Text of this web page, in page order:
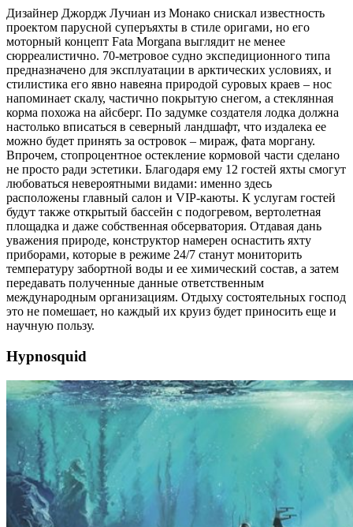
Дизайнер Джордж Лучиан из Монако снискал известность
проектом парусной суперъяхты в стиле оригами, но его
моторный концепт Fata Morgana выглядит не менее
сюрреалистично. 70-метровое судно экспедиционного типа
предназначено для эксплуатации в арктических условиях, и
стилистика его явно навеяна природой суровых краев – нос
напоминает скалу, частично покрытую снегом, а стеклянная
корма похожа на айсберг. По задумке создателя лодка должна
настолько вписаться в северный ландшафт, что издалека ее
можно будет принять за островок – мираж, фата моргану.
Впрочем, стопроцентное остекление кормовой части сделано
не просто ради эстетики. Благодаря ему 12 гостей яхты смогут
любоваться невероятными видами: именно здесь
расположены главный салон и VIP-каюты. К услугам гостей
будут также открытый бассейн с подогревом, вертолетная
площадка и даже собственная обсерватория. Отдавая дань
уважения природе, конструктор намерен оснастить яхту
приборами, которые в режиме 24/7 станут мониторить
температуру забортной воды и ее химический состав, а затем
передавать полученные данные ответственным
международным организациям. Отдыху состоятельных господ
это не помешает, но каждый их круиз будет приносить еще и
научную пользу.
Hypnosquid